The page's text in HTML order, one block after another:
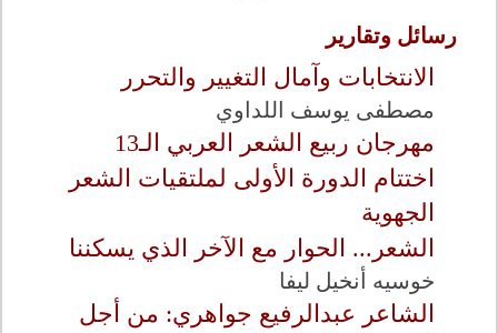
رسائل وتقارير
الانتخابات وآمال التغيير والتحرر
مصطفى يوسف اللداوي
مهرجان ربيع الشعر العربي الـ13
اختتام الدورة الأولى لملتقيات الشعر
الجهوية
الشعر... الحوار مع الآخر الذي يسكننا
خوسيه أنخيل ليفا
الشاعر عبدالرفيع جواهري: من أجل